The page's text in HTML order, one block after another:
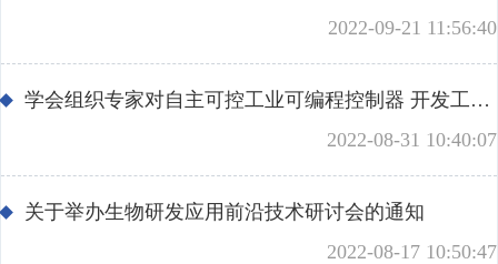
2022-09-21 11:56:40
学会组织专家对自主可控工业可编程控制器 开发工具成果进行了评价
2022-08-31 10:40:07
关于举办生物研发应用前沿技术研讨会的通知
2022-08-17 10:50:47